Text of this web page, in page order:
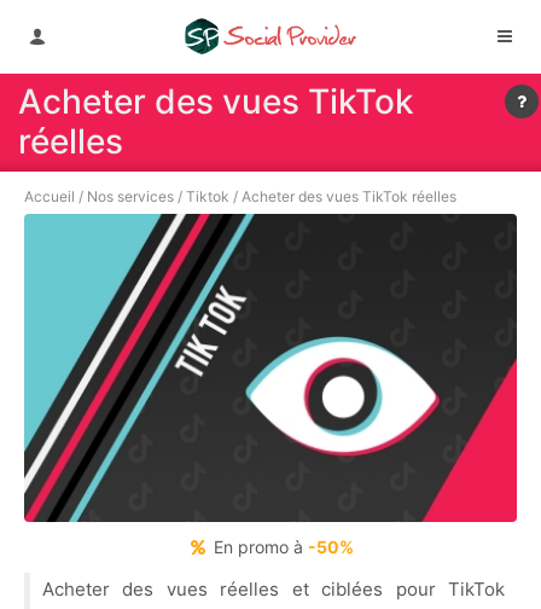
Acheter des vues TikTok
réelles
Accueil / Nos services / Tiktok / Acheter des vues TikTok réelles
En promo à -50%
Acheter des vues réelles et ciblées pour TikTok